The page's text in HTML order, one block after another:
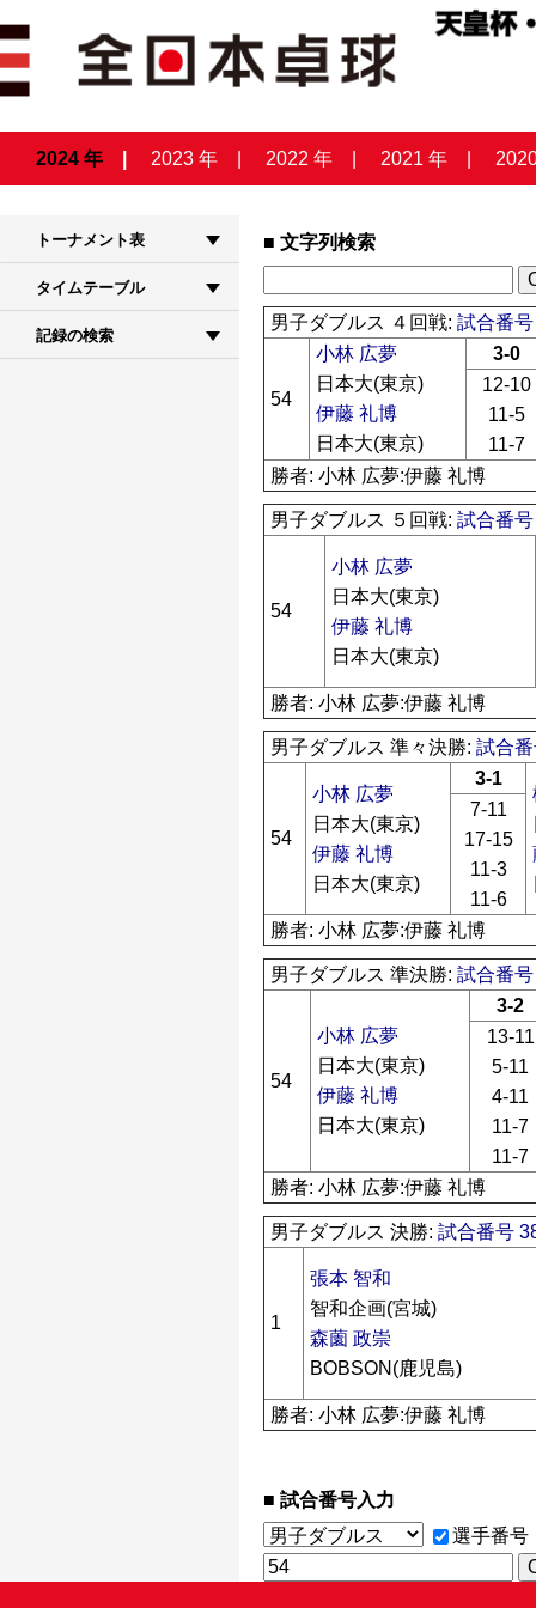
2024 年 2023 年 2022 年 2021 年
トーナメント表
タイムテーブル
記録の検索
文字列検索
男子ダブルス ４回戦:試合番
54
小林 広夢
日本大(東京)
伊藤 礼博
日本大(東京)
3-0
12-10
11-5
11-7
勝者: 小林 広夢:伊藤 礼博
男子ダブルス ５回戦:試合番
54
小林 広夢
日本大(東京)
伊藤 礼博
日本大(東京)
勝者: 小林 広夢:伊藤 礼博
男子ダブルス 準々決勝:試合
54
小林 広夢
日本大(東京)
伊藤 礼博
日本大(東京)
3-1
7-11
17-15
11-3
11-6
勝者: 小林 広夢:伊藤 礼博
男子ダブルス 準決勝:試合番
54
小林 広夢
日本大(東京)
伊藤 礼博
日本大(東京)
3-2
13-11
5-11
4-11
11-7
11-7
勝者: 小林 広夢:伊藤 礼博
男子ダブルス 決勝:試合番号
1
張本 智和
智和企画(宮城)
森薗 政崇
BOBSON(鹿児島)
勝者: 小林 広夢:伊藤 礼博
試合番号入力
選手番号